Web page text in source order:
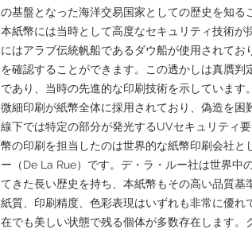
の基盤となった海洋交易国家としての歴史を知る
本紙幣には当時として高度なセキュリティ技術が
にはアラブ伝統帆船であるダウ船が使用されてお
を確認することができます。この透かしは真贋判
であり、当時の先進的な印刷技術を示しています
微細印刷が紙幣全体に採用されており、偽造を困
線下では特定の部分が発光するUVセキュリティ
幣の印刷を担当したのは世界的な紙幣印刷会社と
ー（De La Rue）です。デ・ラ・ルー社は世界中
てきた長い歴史を持ち、本紙幣もその高い品質基
紙質、印刷精度、色彩表現はいずれも非常に優れ
在でも美しい状態で残る個体が多数存在します。